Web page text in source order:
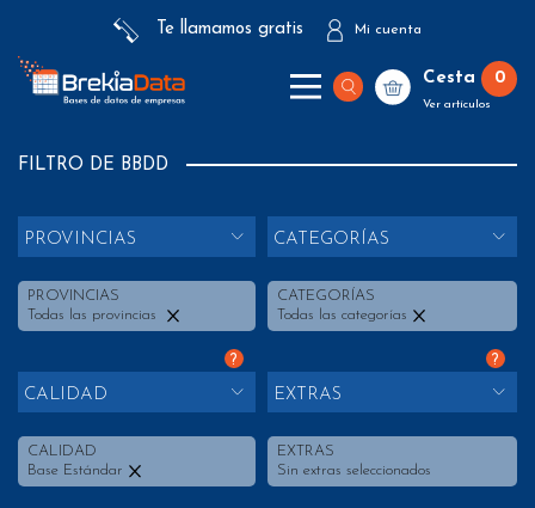
Te llamamos gratis Mi cuenta
Cesta 0
Ver artículos
FILTRO DE BBDD
PROVINCIAS
PROVINCIAS
Todas las provincias
CATEGORÍAS
CATEGORÍAS
Todas las categorías
?
CALIDAD
CALIDAD
Base Estándar
?
EXTRAS
EXTRAS
Sin extras seleccionados